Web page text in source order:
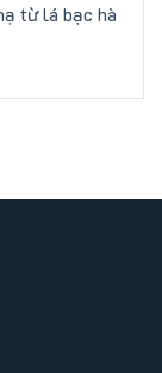
từ lá bạc hà